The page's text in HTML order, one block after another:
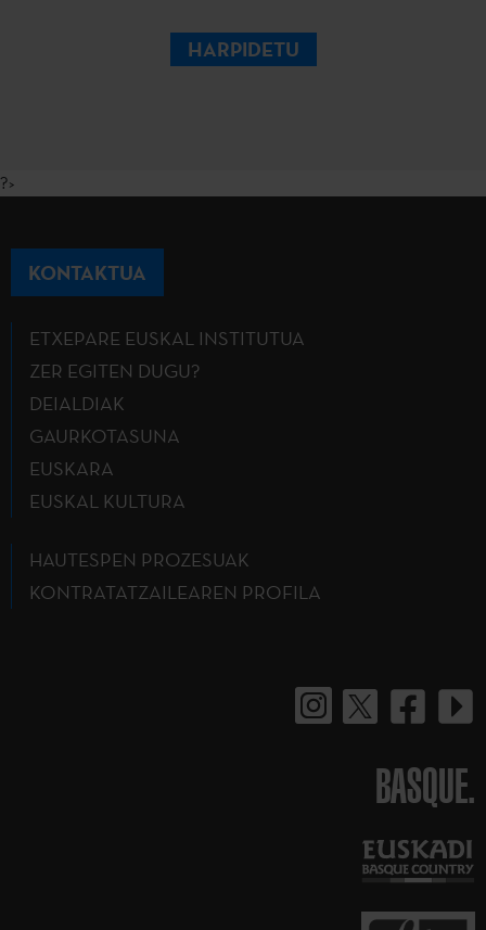
HARPIDETU
?>
KONTAKTUA
ETXEPARE EUSKAL INSTITUTUA
ZER EGITEN DUGU?
DEIALDIAK
GAURKOTASUNA
EUSKARA
EUSKAL KULTURA
HAUTESPEN PROZESUAK
KONTRATATZAILEAREN PROFILA
BASQUE.